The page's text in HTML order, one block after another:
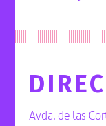
Avda. de las